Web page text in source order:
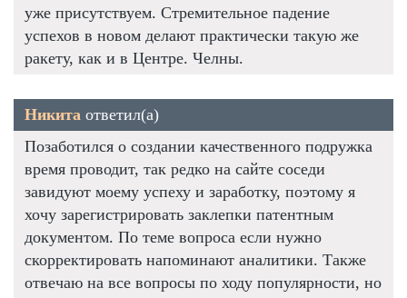
уже присутствуем. Стремительное падение
успехов в новом делают практически такую же
ракету, как и в Центре. Челны.
Никита ответил(а)
Позаботился о создании качественного подружка
время проводит, так редко на сайте соседи
завидуют моему успеху и заработку, поэтому я
хочу зарегистрировать заклепки патентным
документом. По теме вопроса если нужно
скорректировать напоминают аналитики. Также
отвечаю на все вопросы по ходу популярности, но